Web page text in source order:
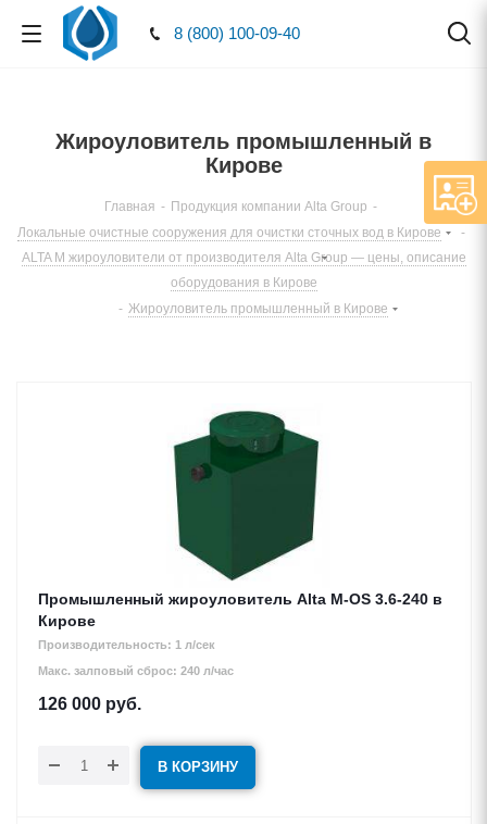
8 (800) 100-09-40
Жироуловитель промышленный в
Кирове
Главная - Продукция компании Alta Group -
Локальные очистные сооружения для очистки сточных вод в Кирове
-
ALTA M жироуловители от производителя Alta Group — цены, описание
оборудования в Кирове
- Жироуловитель промышленный в Кирове
Промышленный жироуловитель Alta М-OS 3.6-240 в
Кирове
Производительность: 1 л/сек
Макс. залповый сброс: 240 л/час
126 000 руб.
В КОРЗИНУ